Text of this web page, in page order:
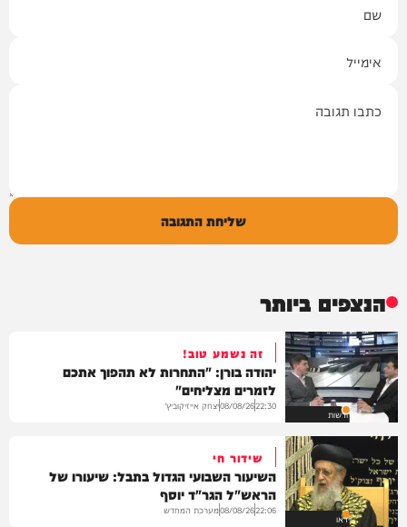
שליחת התגובה
הנצפים ביותר
חדשות
זה נשמע טוב!
יהודה בורן: "התחרות לא תהפוך אתכם
לזמרים מצליחים"
22:30
08/08/26יצחק אייזיקוביץ'
וידאו
שידור חי
השיעור השבועי הגדול בתבל: שיעורו של
הראש"ל הגר"ד יוסף
22:06
08/08/26מערכת המחדש